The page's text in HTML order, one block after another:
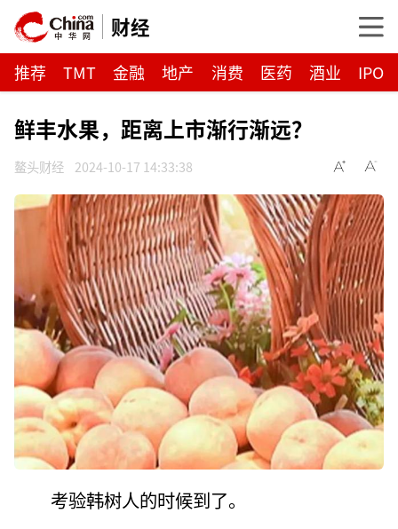
财经
推荐 TMT 金融 地产 消费 医药 酒业 IPO
鲜丰水果，距离上市渐行渐远？
鳌头财经 2024-10-17 14:33:38
考验韩树人的时候到了。